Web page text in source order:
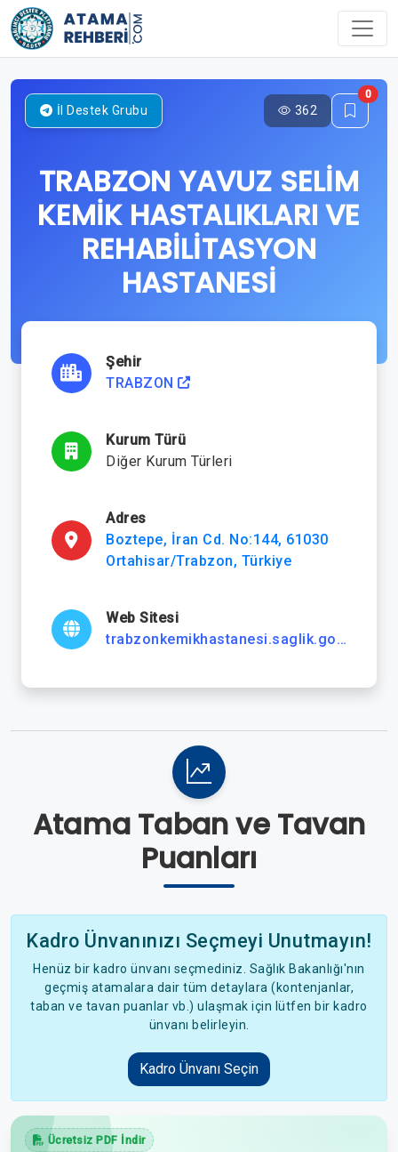
TRABZON YAVUZ SELİM
KEMİK HASTALIKLARI VE
REHABİLİTASYON
HASTANESİ
İl Destek Grubu 362
0
Şehir
TRABZON
Kurum Türü
Diğer Kurum Türleri
Adres
Boztepe, İran Cd. No:144, 61030
Ortahisar/Trabzon, Türkiye
Web Sitesi
trabzonkemikhastanesi.saglik.gov.tr
Atama Taban ve Tavan
Puanları
Kadro Ünvanınızı Seçmeyi Unutmayın!
Henüz bir kadro ünvanı seçmediniz. Sağlık Bakanlığı'nın
geçmiş atamalara dair tüm detaylara (kontenjanlar,
taban ve tavan puanlar vb.) ulaşmak için lütfen bir kadro
ünvanı belirleyin.
Kadro Ünvanı Seçin
Ücretsiz PDF İndir